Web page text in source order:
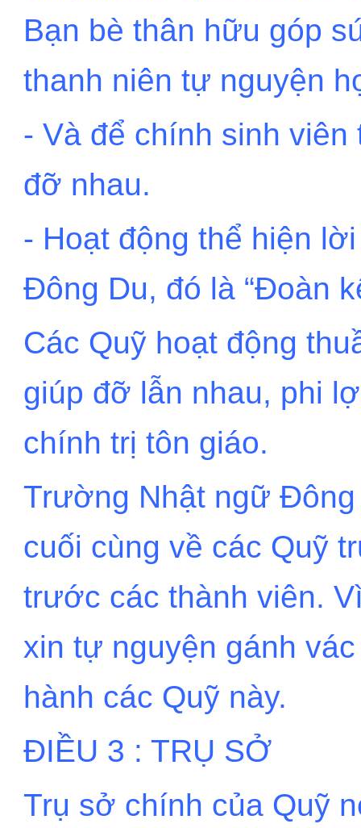
Bạn bè thân hữu góp
thanh niên tự nguyện
- Và để chính sinh
đỡ nhau.
- Hoạt động thể hiện
Đông Du, đó là “Đoàn
Các Quỹ hoạt động
giúp đỡ lẫn nhau, phi
chính trị tôn giáo.
Trường Nhật ngữ
cuối cùng về các Quỹ
trước các thành viên.
xin tự nguyện gánh
hành các Quỹ này.
ĐIỀU 3 : TRỤ SỞ
Trụ sở chính của Quỹ